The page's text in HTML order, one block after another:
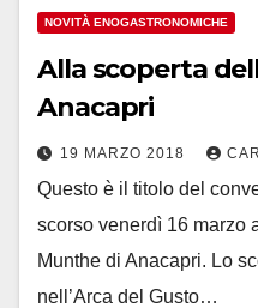
NOVITÀ ENOGASTRONOMICHE
Alla scoperta
Anacapri
19 MARZO 2018
Questo è il titolo del
scorso venerdì 16 marzo
Munthe di Anacapri. Lo
nell’Arca del Gusto…